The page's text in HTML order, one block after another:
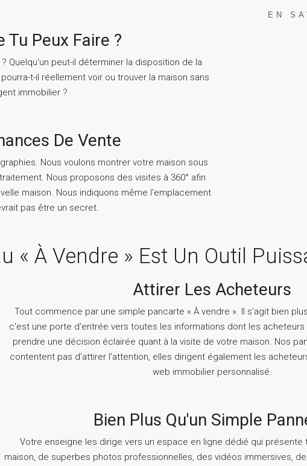
Tu Peux Faire ?
Quelqu'un peut-il déterminer la disposition de la
t-il réellement voir ou trouver la maison sans
immobilier ?
De Vente
Nous voulons montrer votre maison sous
Nous proposons des visites à 360° afin
maison. Nous indiquons même l'emplacement
pas être un secret.
EN
« À Vendre » Est Un Outil
Attirer Les Acheteurs
Tout commence par une simple pancarte « À vendre ». Il s'agit bien
c'est une porte d'entrée vers toutes les informations dont les
prendre une décision éclairée quant à la visite de votre maison. Nos
contentent pas d'attirer l'attention, elles dirigent également les
web immobilier personnalisé.
Bien Plus Qu'un Simple
Votre enseigne les dirige vers un espace en ligne dédié qui
maison, de superbes photos professionnelles, des vidéos immersives,